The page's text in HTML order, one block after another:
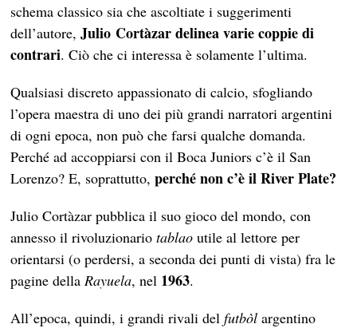
schema classico sia che ascoltiate i suggerimenti
dell’autore,Julio Cortàzar delinea varie coppie di
contrari. Ciò che ci interessa è solamente l’ultima.
Qualsiasi discreto appassionato di calcio, sfogliando
l’opera maestra di uno dei più grandi narratori argentini
di ogni epoca, non può che farsi qualche domanda.
Perché ad accoppiarsi con il Boca Juniors c’è il San
Lorenzo? E, soprattutto,perché non c’è il River Plate?
Julio Cortàzar pubblica il suo gioco del mondo, con
annesso il rivoluzionariotablaoutile al lettore per
orientarsi (o perdersi, a seconda dei punti di vista) fra le
pagine dellaRayuela, nel 1963.
All’epoca, quindi, i grandi rivali delfutbòl argentino